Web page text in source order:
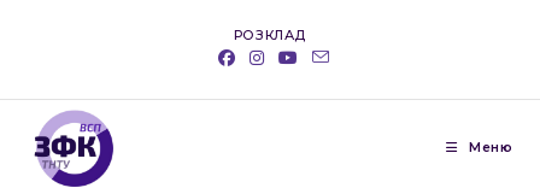
РОЗКЛАД
Меню